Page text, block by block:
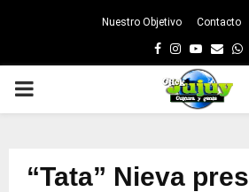
Nuestro Objetivo Contacto
Facebook
Instagram
Youtube
Email
PRIMARY
“Tata” Nieva